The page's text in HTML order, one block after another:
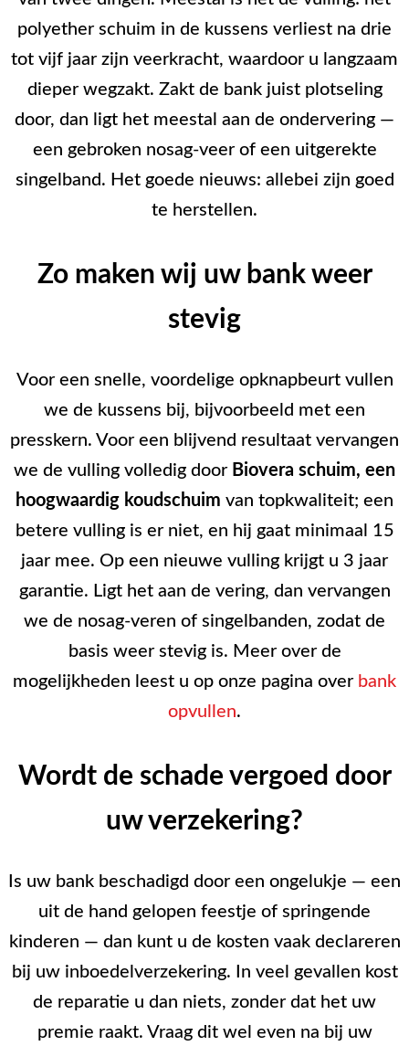
polyether schuim in de kussens verliest na drie
tot vijf jaar zijn veerkracht, waardoor u langzaam
dieper wegzakt. Zakt de bank juist plotseling
door, dan ligt het meestal aan de ondervering —
een gebroken nosag-veer of een uitgerekte
singelband. Het goede nieuws: allebei zijn goed
te herstellen.
Zo maken wij uw bank weer
stevig
Voor een snelle, voordelige opknapbeurt vullen
we de kussens bij, bijvoorbeeld met een
presskern. Voor een blijvend resultaat vervangen
we de vulling volledig door Biovera schuim, een
hoogwaardig koudschuim van topkwaliteit; een
betere vulling is er niet, en hij gaat minimaal 15
jaar mee. Op een nieuwe vulling krijgt u 3 jaar
garantie. Ligt het aan de vering, dan vervangen
we de nosag-veren of singelbanden, zodat de
basis weer stevig is. Meer over de
mogelijkheden leest u op onze pagina over bank
opvullen.
Wordt de schade vergoed door
uw verzekering?
Is uw bank beschadigd door een ongelukje — een
uit de hand gelopen feestje of springende
kinderen — dan kunt u de kosten vaak declareren
bij uw inboedelverzekering. In veel gevallen kost
de reparatie u dan niets, zonder dat het uw
premie raakt. Vraag dit wel even na bij uw